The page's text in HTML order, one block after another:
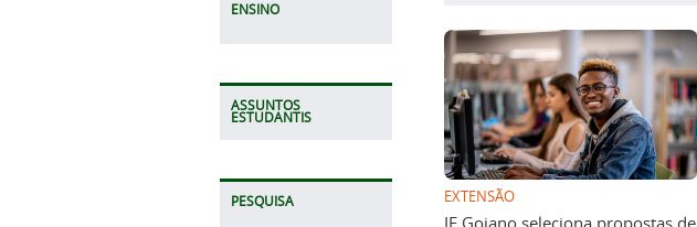
ENSINO
ASSUNTOS
ESTUDANTIS
PESQUISA EXTENSÃO